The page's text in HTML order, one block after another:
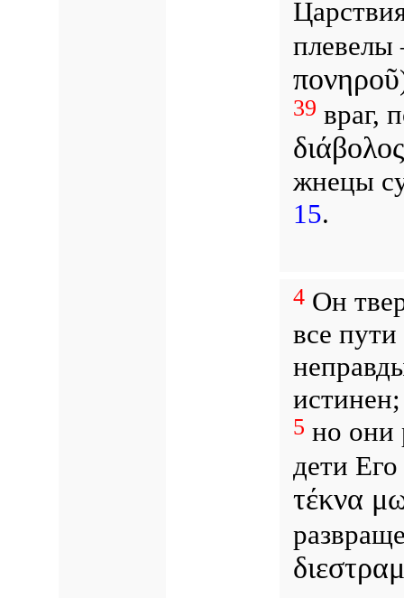
πονηροῦ
39 враг,
διάβολος
жнецы
15.
4Он
все
5 но они
дети
τέκνα